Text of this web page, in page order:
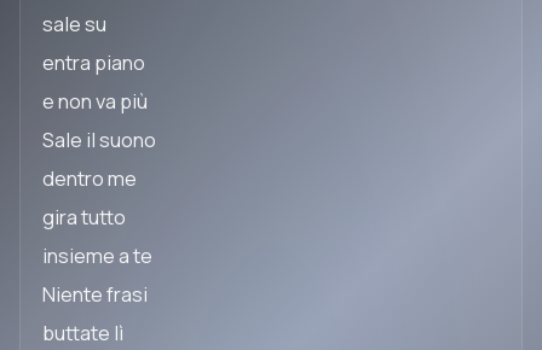
sale su
entra piano
e non va più
Sale il suono
dentro me
gira tutto
insieme a te
Niente frasi
buttate lì